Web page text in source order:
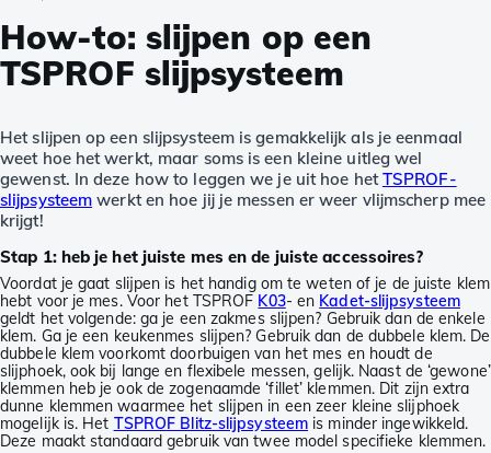
How-to: slijpen op een
TSPROF slijpsysteem
Het slijpen op een slijpsysteem is gemakkelijk als je eenmaal
weet hoe het werkt, maar soms is een kleine uitleg wel
gewenst. In deze how to leggen we je uit hoe hetTSPROF-
slijpsysteem werkt en hoe jij je messen er weer vlijmscherp mee
krijgt!
Stap 1: heb je het juiste mes en de juiste accessoires?
Voordat je gaat slijpen is het handig om te weten of je de juiste klem
hebt voor je mes. Voor het TSPROF K03- en Kadet-slijpsysteem
geldt het volgende: ga je een zakmes slijpen? Gebruik dan de enkele
klem. Ga je een keukenmes slijpen? Gebruik dan de dubbele klem. De
dubbele klem voorkomt doorbuigen van het mes en houdt de
slijphoek, ook bij lange en flexibele messen, gelijk. Naast de ‘gewone’
klemmen heb je ook de zogenaamde ‘fillet’ klemmen. Dit zijn extra
dunne klemmen waarmee het slijpen in een zeer kleine slijphoek
mogelijk is. Het TSPROF Blitz-slijpsysteem is minder ingewikkeld.
Deze maakt standaard gebruik van twee model specifieke klemmen.